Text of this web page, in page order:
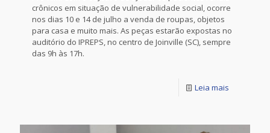
crônicos em situação de vulnerabilidade social, ocorre
nos dias 10 e 14 de julho a venda de roupas, objetos
para casa e muito mais. As peças estarão expostas no
auditório do IPREPS, no centro de Joinville (SC), sempre
das 9h às 17h.
Leia mais